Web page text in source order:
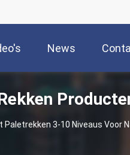
News
3-10 Niveaus Voor